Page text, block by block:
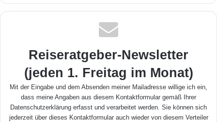
ook
be am
Reiseratgeber-Newsletter
(jeden 1. Freitag im Monat)
Mit der Eingabe und dem Absenden meiner Mailadresse willige ich ein,
dass meine Angaben aus diesem Kontaktformular gemäß Ihrer
Datenschutzerklärung erfasst und verarbeitet werden. Sie können sich
jederzeit über dieses Kontaktformular auch wieder von diesem Verteiler